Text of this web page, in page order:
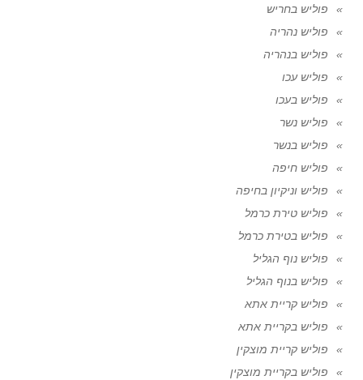
פוליש בחריש
פוליש נהריה
פוליש בנהריה
פוליש עכו
פוליש בעכו
פוליש נשר
פוליש בנשר
פוליש חיפה
פוליש וניקיון בחיפה
פוליש טירת כרמל
פוליש בטירת כרמל
פוליש נוף הגליל
פוליש בנוף הגליל
פוליש קריית אתא
פוליש בקריית אתא
פוליש קריית מוצקין
פוליש בקריית מוצקין